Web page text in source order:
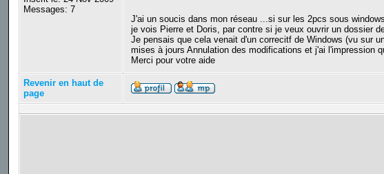
Messages: 7
J'ai un soucis dans mon réseau ...si sur les 2pcs sous
je vois Pierre et Doris, par contre si je veux ouvrir un dossier
Je pensais que cela venait d'un correcitf de Windows (vu sur
mises à jours Annulation des modifications et j'ai l'impression
Merci pour votre aide
Revenir en haut de
page